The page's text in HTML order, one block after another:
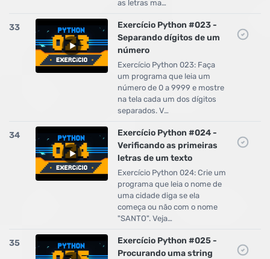
as letras ma…
33
Exercício Python #023 -
Separando dígitos de um
número
Exercício Python 023: Faça
um programa que leia um
número de 0 a 9999 e mostre
na tela cada um dos dígitos
separados. V…
34
Exercício Python #024 -
Verificando as primeiras
letras de um texto
Exercício Python 024: Crie um
programa que leia o nome de
uma cidade diga se ela
começa ou não com o nome
"SANTO". Veja…
35
Exercício Python #025 -
Procurando uma string